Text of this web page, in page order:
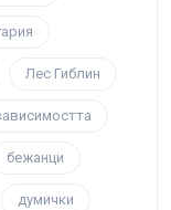
Лес Гиблин
бежанци
думички